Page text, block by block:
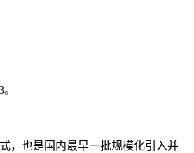
，也是国内最早一批规模化引入并